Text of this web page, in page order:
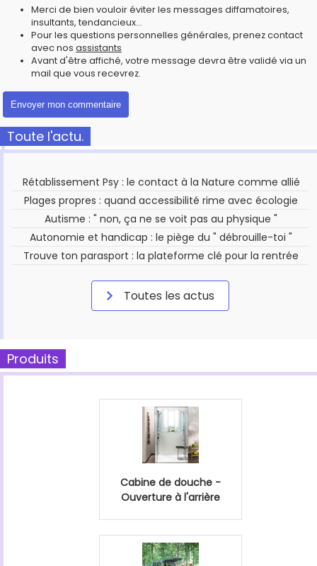
Merci de bien vouloir éviter les messages diffamatoires,
insultants, tendancieux...
Pour les questions personnelles générales, prenez contact
avec nos assistants
Avant d'être affiché, votre message devra être validé via un
mail que vous recevrez.
Toute l'actu.
Rétablissement Psy : le contact à la Nature comme allié
Plages propres : quand accessibilité rime avec écologie
Autisme : " non, ça ne se voit pas au physique "
Autonomie et handicap : le piège du " débrouille-toi "
Trouve ton parasport : la plateforme clé pour la rentrée
Toutes les actus
Produits
Cabine de douche -
Ouverture à l'arrière